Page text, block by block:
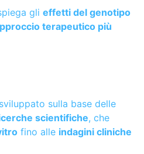
gli effetti del genotipo
terapeutico più
sulla base delle
scientifiche, che
fino alle indagini cliniche